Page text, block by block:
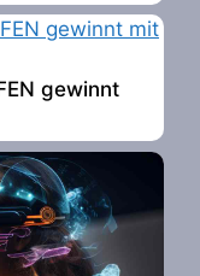
gewinnt